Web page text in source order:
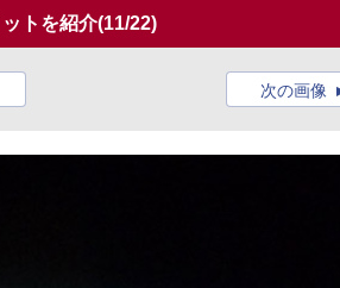
トを紹介(11/22)
次の画像